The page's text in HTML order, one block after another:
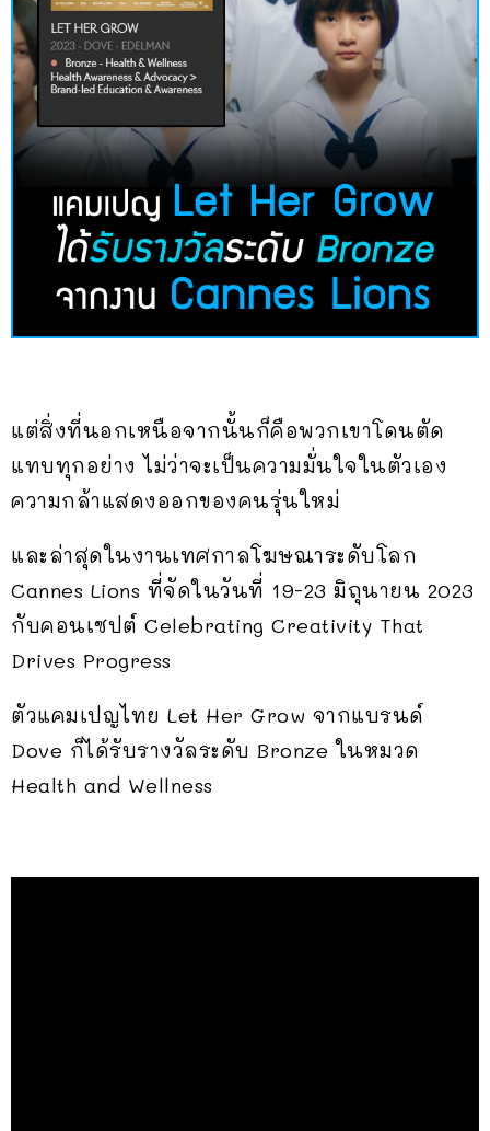
แต่สิ่งที่นอกเหนือจากนั้นก็คือพวกเขาโดนตัด
แทบทุกอย่าง ไม่ว่าจะเป็นความมั่นใจในตัวเอง
ความกล้าแสดงออกของคนรุ่นใหม่
และล่าสุดในงานเทศกาลโฆษณาระดับโลก
Cannes Lions ที่จัดในวันที่ 19-23 มิถุนายน 2023
กับคอนเซปต์ Celebrating Creativity That
Drives Progress
ตัวแคมเปญไทย Let Her Grow จากแบรนด์
Dove ก็ได้รับรางวัลระดับ Bronze ในหมวด
Health and Wellness